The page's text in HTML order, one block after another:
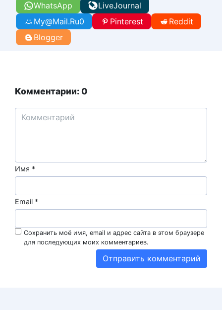
WhatsApp
LiveJournal
My@Mail.Ru0 Pinterest
Reddit
Blogger
Комментарии: 0
Имя *
Email *
Сохранить моё имя, email и адрес сайта в этом браузере
для последующих моих комментариев.